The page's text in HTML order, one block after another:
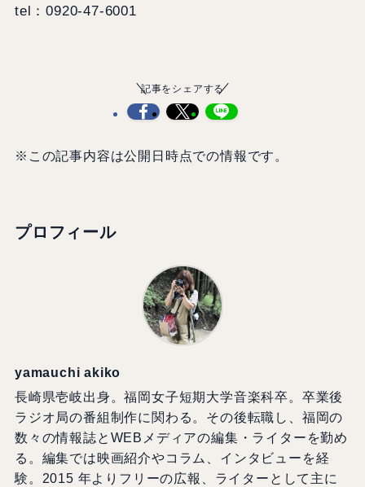
tel：0920-47-6001
記事をシェアする
※この記事内容は公開日時点での情報です。
プロフィール
yamauchi akiko
長崎県壱岐出身。福岡女子短期大学音楽科卒。卒業後
ラジオ局の番組制作に関わる。その後転職し、福岡の
数々の情報誌とWEBメディアの編集・ライターを勤め
る。編集では映画紹介やコラム、インタビューを経
験。2015 年よりフリーの広報、ライターとして主に